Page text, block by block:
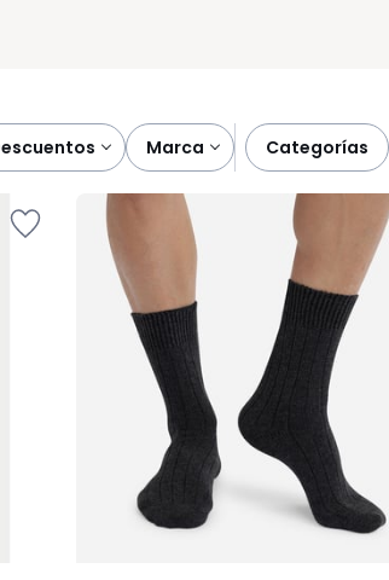
descuentos marca categorías